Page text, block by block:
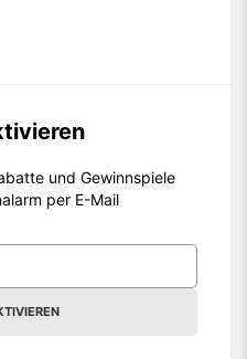
und Gewinnspiele
per E-Mail